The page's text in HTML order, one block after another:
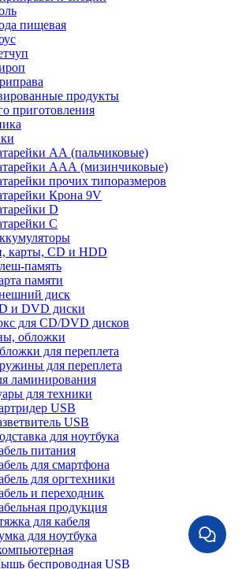
пищевая
продукты
приготовления
АА (пальчиковые)
ААА (мизинчиковые)
прочих типоразмеров
Крона 9V
D
С
карты, CD и HDD
память
памяти
диск
и DVD диски
для CD/DVD дисков
обложки
для переплета
для переплета
ламинирования
для техники
USB
USB
для ноутбука
питания
для смартфона
для оргтехники
и переходник
продукция
для кабеля
для ноутбука
беспроводная USB